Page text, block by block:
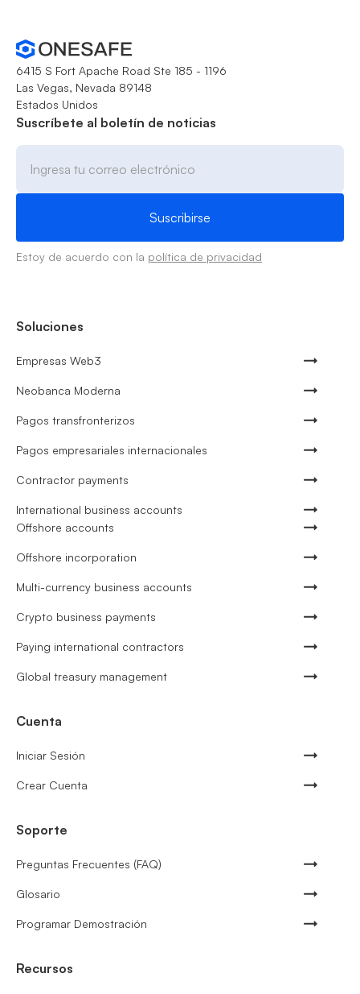
6415 S Fort Apache Road Ste 185 - 1196
Las Vegas, Nevada 89148
Estados Unidos
Suscríbete al boletín de noticias
Estoy de acuerdo con la política de privacidad
Soluciones
Empresas Web3
Neobanca Moderna
Pagos transfronterizos
Pagos empresariales internacionales
Contractor payments
International business accounts
Offshore accounts
Offshore incorporation
Multi-currency business accounts
Crypto business payments
Paying international contractors
Global treasury management
Cuenta
Iniciar Sesión
Crear Cuenta
Soporte
Preguntas Frecuentes (FAQ)
Glosario
Programar Demostración
Recursos